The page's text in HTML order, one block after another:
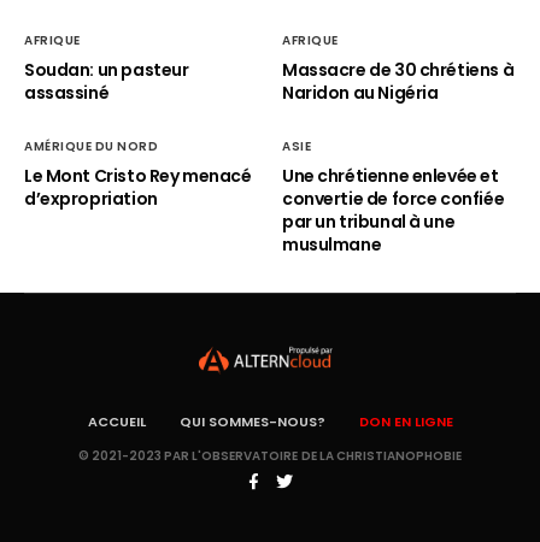
AFRIQUE
Soudan: un pasteur
assassiné
AFRIQUE
Massacre de 30 chrétiens à
Naridon au Nigéria
AMÉRIQUE DU NORD
Le Mont Cristo Rey menacé
d’expropriation
ASIE
Une chrétienne enlevée et
convertie de force confiée
par un tribunal à une
musulmane
ACCUEIL QUI SOMMES-NOUS? DON EN LIGNE
© 2021-2023 PAR L'OBSERVATOIRE DE LA CHRISTIANOPHOBIE